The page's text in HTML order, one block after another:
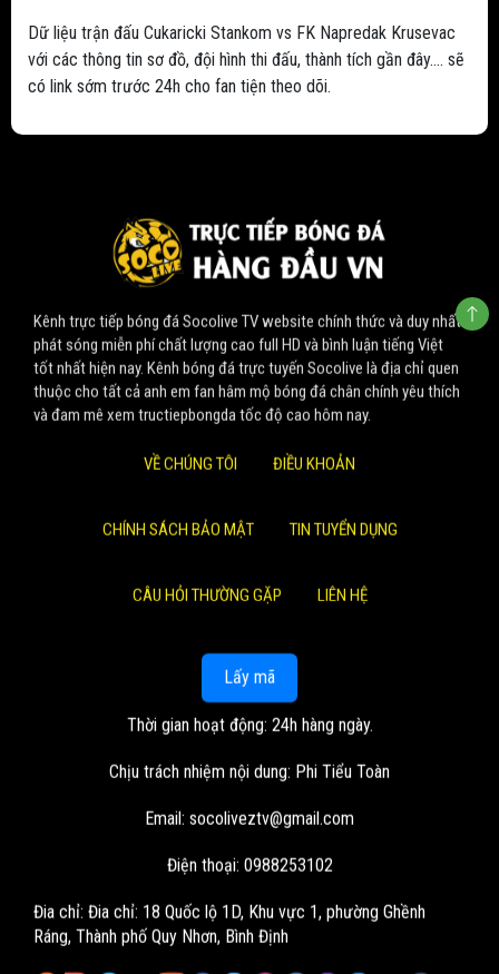
Dữ liệu trận đấu Cukaricki Stankom vs FK Napredak Krusevac
với các thông tin sơ đồ, đội hình thi đấu, thành tích gần đây.... sẽ
có link sớm trước 24h cho fan tiện theo dõi.
Kênh trực tiếp bóng đá Socolive TV website chính thức và duy nhất
phát sóng miễn phí chất lượng cao full HD và bình luận tiếng Việt
tốt nhất hiện nay. Kênh bóng đá trực tuyến Socolive là địa chỉ quen
thuộc cho tất cả anh em fan hâm mộ bóng đá chân chính yêu thích
và đam mê xem tructiepbongda tốc độ cao hôm nay.
VỀ CHÚNG TÔI ĐIỀU KHOẢN
CHÍNH SÁCH BẢO MẬT TIN TUYỂN DỤNG
CÂU HỎI THƯỜNG GẶP LIÊN HỆ
Lấy mã
Thời gian hoạt động: 24h hàng ngày.
Chịu trách nhiệm nội dung: Phi Tiểu Toàn
Email: socoliveztv@gmail.com
Điện thoại: 0988253102
Đia chỉ: Đia chỉ: 18 Quốc lộ 1D, Khu vực 1, phường Ghềnh
Ráng, Thành phố Quy Nhơn, Bình Định